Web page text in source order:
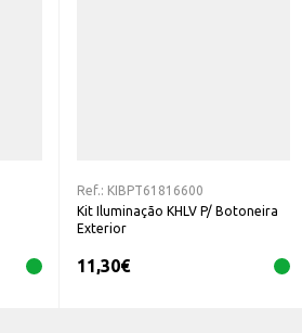
Ref.: KIBPT61816600
Kit Iluminação KHLV P/ Botoneira
Exterior
11,30€